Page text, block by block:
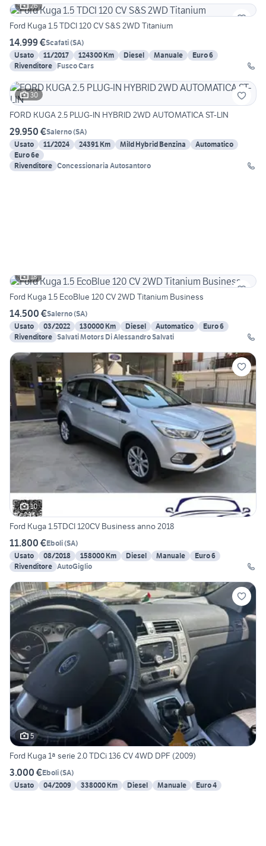
26
Ford Kuga 1.5 TDCI 120 CV S&S 2WD Titanium
14.999 €Scafati(SA)
Usato
11/2017 124300 Km Diesel Manuale
Euro 6
Rivenditore Fusco Cars
30
FORD KUGA 2.5 PLUG-IN HYBRID 2WD AUTOMATICA ST-LIN
29.950 €Salerno(SA)
Usato
11/2024 24391 Km Mild Hybrid Benzina
Automatico
Euro 6e
Rivenditore Concessionaria Autosantoro
18
Ford Kuga 1.5 EcoBlue 120 CV 2WD Titanium Business
14.500 €Salerno(SA)
Usato
03/2022 130000 Km Diesel Automatico
Euro 6
Rivenditore Salvati Motors Di Alessandro Salvati
10
Ford Kuga 1.5TDCI 120CV Business anno 2018
11.800 €Eboli(SA)
Usato
08/2018 158000 Km Diesel Manuale
Euro 6
Rivenditore AutoGiglio
5
Ford Kuga 1ª serie 2.0 TDCi 136 CV 4WD DPF (2009)
3.000 €Eboli(SA)
Usato
04/2009 338000 Km Diesel Manuale Euro 4